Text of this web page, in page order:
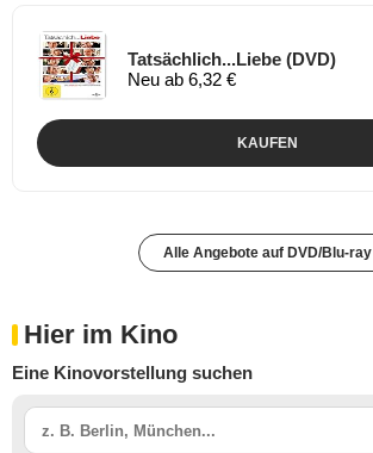
Tatsächlich...Liebe (DVD)
Neu ab 6,32 €
KAUFEN
Alle Angebote auf DVD/Blu-ray
Hier im Kino
Eine Kinovorstellung suchen